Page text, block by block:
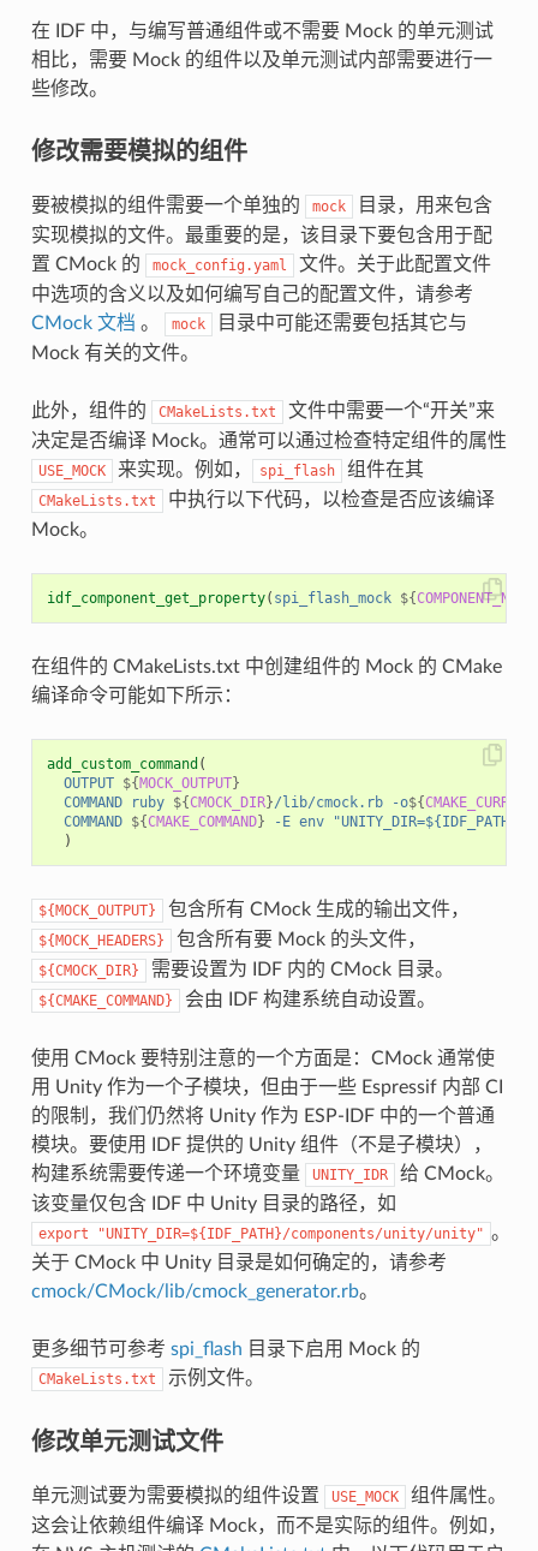
在 IDF 中，与编写普通组件或不需要 Mock 的单元测试
相比，需要 Mock 的组件以及单元测试内部需要进行一
些修改。
修改需要模拟的组件
要被模拟的组件需要一个单独的 mock
目录，用来包含
实现模拟的文件。最重要的是，该目录下要包含用于配
置 CMock 的
mock_config.yaml
文件。关于此配置文件
中选项的含义以及如何编写自己的配置文件，请参考
CMock 文档 。 mock
目录中可能还需要包括其它与
Mock 有关的文件。
此外，组件的 CMakeLists.txt
文件中需要一个“开关”来
决定是否编译 Mock。通常可以通过检查特定组件的属性
USE_MOCK 来实现。例如， spi_flash 组件在其
CMakeLists.txt
中执行以下代码，以检查是否应该编译
Mock。
idf_component_get_property( spi_flash_mock ${COMPONENT_NAME
在组件的 CMakeLists.txt 中创建组件的 Mock 的 CMake
编译命令可能如下所示：
add_custom_command (
OUTPUT ${ MOCK_OUTPUT}
COMMAND
ruby ${CMOCK_DIR}/lib/cmock.rb -o${
COMMAND ${CMAKE_COMMAND} -E env
)
${MOCK_OUTPUT} 包含所有 CMock 生成的输出文件，
${MOCK_HEADERS} 包含所有要 Mock 的头文件，
${CMOCK_DIR} 需要设置为 IDF 内的 CMock 目录。
${CMAKE_COMMAND} 会由 IDF 构建系统自动设置。
使用 CMock 要特别注意的一个方面是：CMock 通常使
用 Unity 作为一个子模块，但由于一些 Espressif 内部 CI
的限制，我们仍然将 Unity 作为 ESP-IDF 中的一个普通
模块。要使用 IDF 提供的 Unity 组件（不是子模块），
构建系统需要传递一个环境变量
UNITY_IDR
给 CMock。
该变量仅包含 IDF 中 Unity 目录的路径，如
export "UNITY_DIR=${IDF_PATH}/components/unity/unity" 。
关于 CMock 中 Unity 目录是如何确定的，请参考
cmock/CMock/lib/cmock_generator.rb。
更多细节可参考 spi_flash 目录下启用 Mock 的
CMakeLists.txt 示例文件。
修改单元测试文件
单元测试要为需要模拟的组件设置 USE_MOCK
组件属性。
这会让依赖组件编译 Mock，而不是实际的组件。例如，